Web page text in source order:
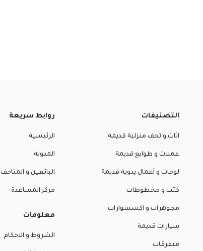
التصنيفات
اثاث و تحف منزلية قديمة
عملات و طوابع قديمة
لوحات و أعمال يدوية قديمة
كتب و مخطوطات
مجوهرات و اكسسوارات
سيارات قديمة
متفرقات
روابط سريعة
الرئيسية
المدونة
البائعين و المتاحف
مركز المساعدة
معلومات
الشروط و الاحكام